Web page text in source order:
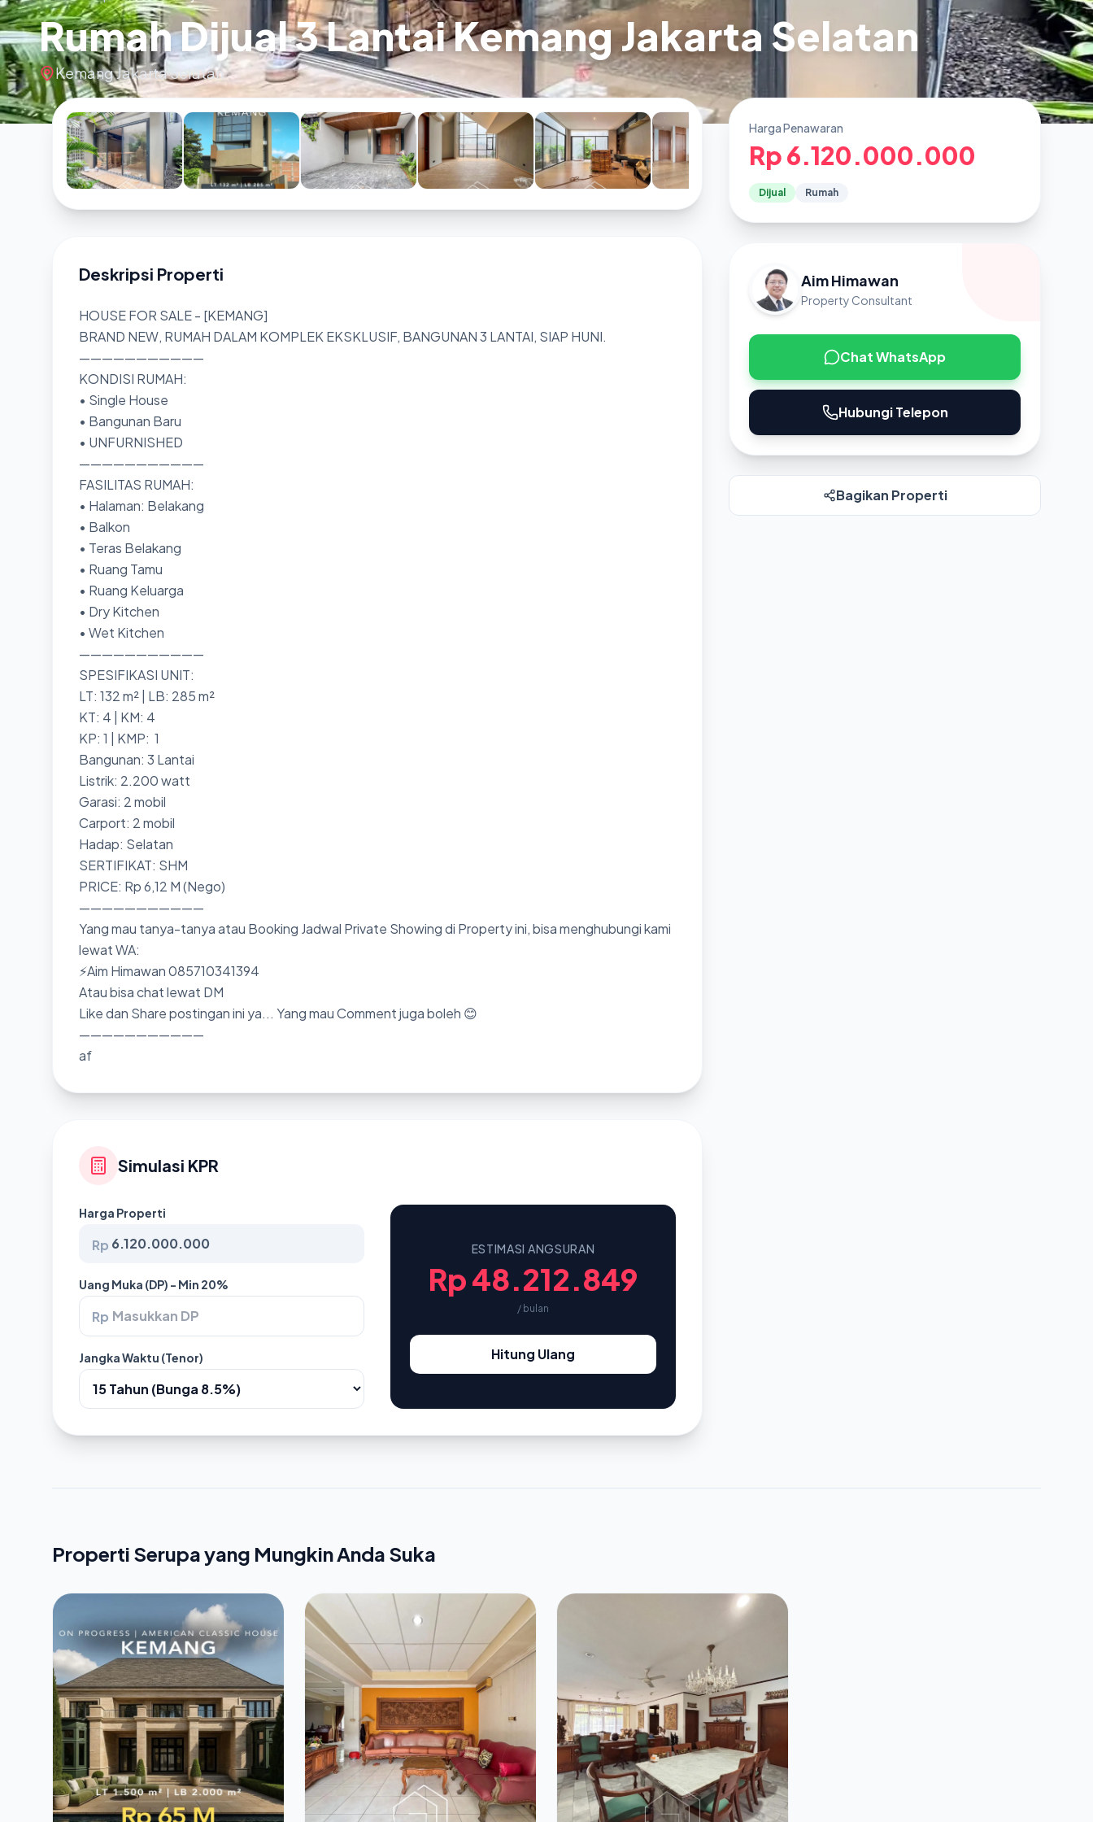
Rumah Dijual 3 Lantai Kemang Jakarta Selatan
Kemang Jakarta Selatan
Deskripsi Properti
HOUSE FOR SALE - [KEMANG]
BRAND NEW, RUMAH DALAM KOMPLEK EKSKLUSIF, BANGUNAN 3 LANTAI, SIAP HUNI.
———————————
KONDISI RUMAH:
• Single House
• Bangunan Baru
• UNFURNISHED
———————————
FASILITAS RUMAH:
• Halaman: Belakang
• Balkon
• Teras Belakang
• Ruang Tamu
• Ruang Keluarga
• Dry Kitchen
• Wet Kitchen
———————————
SPESIFIKASI UNIT:
LT: 132 m² | LB: 285 m²
KT: 4 | KM: 4
KP: 1 | KMP: 1
Bangunan: 3 Lantai
Listrik: 2.200 watt
Garasi: 2 mobil
Carport: 2 mobil
Hadap: Selatan
SERTIFIKAT: SHM
PRICE: Rp 6,12 M (Nego)
———————————
Yang mau tanya-tanya atau Booking Jadwal Private Showing di Property ini, bisa menghubungi kami
lewat WA:
⚡Aim Himawan 085710341394
Atau bisa chat lewat DM
Like dan Share postingan ini ya... Yang mau Comment juga boleh 😊
———————————
af
Simulasi KPR
Harga Properti
Rp
Uang Muka (DP) - Min 20%
Rp
Jangka Waktu (Tenor)
ESTIMASI ANGSURAN
Rp 48.212.849
/ bulan
Hitung Ulang
Harga Penawaran
Rp 6.120.000.000
Dijual Rumah
Aim Himawan
Property Consultant
Chat WhatsApp
Hubungi Telepon
Bagikan Properti
Properti Serupa yang Mungkin Anda Suka